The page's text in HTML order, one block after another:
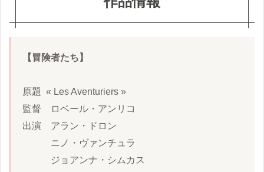
【冒険者たち】
原題  « Les Aventuriers »
監督　ロベール・アンリコ
出演　アラン・ドロン
ニノ・ヴァンチュラ
ジョアンナ・シムカス